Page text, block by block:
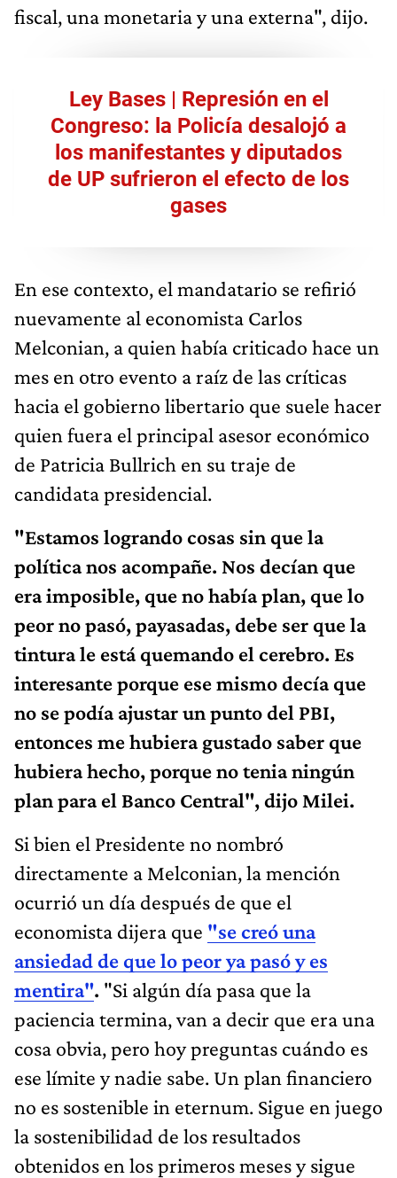
fiscal, una monetaria y una externa", dijo.
Ley Bases | Represión en el
Congreso: la Policía desalojó a
los manifestantes y diputados
de UP sufrieron el efecto de los
gases
En ese contexto, el mandatario se refirió
nuevamente al economista Carlos
Melconian, a quien había criticado hace un
mes en otro evento a raíz de las críticas
hacia el gobierno libertario que suele hacer
quien fuera el principal asesor económico
de Patricia Bullrich en su traje de
candidata presidencial.
"Estamos logrando cosas sin que la
política nos acompañe. Nos decían que
era imposible, que no había plan, que lo
peor no pasó, payasadas, debe ser que la
tintura le está quemando el cerebro. Es
interesante porque ese mismo decía que
no se podía ajustar un punto del PBI,
entonces me hubiera gustado saber que
hubiera hecho, porque no tenia ningún
plan para el Banco Central", dijo Milei.
Si bien el Presidente no nombró
directamente a Melconian, la mención
ocurrió un día después de que el
economista dijera que "se creó una
ansiedad de que lo peor ya pasó y es
mentira". "Si algún día pasa que la
paciencia termina, van a decir que era una
cosa obvia, pero hoy preguntas cuándo es
ese límite y nadie sabe. Un plan financiero
no es sostenible in eternum. Sigue en juego
la sostenibilidad de los resultados
obtenidos en los primeros meses y sigue